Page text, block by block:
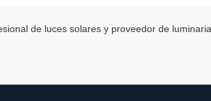
de luces solares y proveedor de